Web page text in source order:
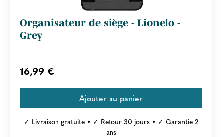
Organisateur de siège - Lionelo -
Grey
16,99 €
✓ Livraison gratuite • ✓ Retour 30 jours • ✓ Garantie 2
ans